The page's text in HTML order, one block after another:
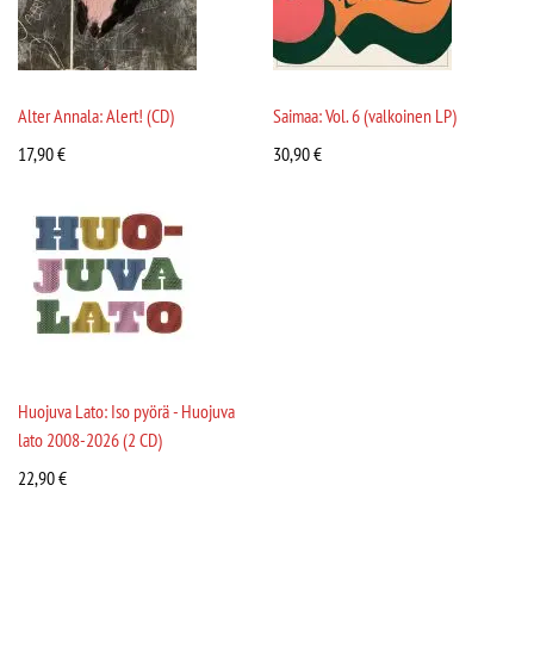
Alter Annala: Alert! (CD)
17,90€
Saimaa: Vol. 6 (valkoinen LP)
30,90€
Huojuva Lato: Iso pyörä - Huojuva
lato 2008-2026 (2 CD)
22,90€